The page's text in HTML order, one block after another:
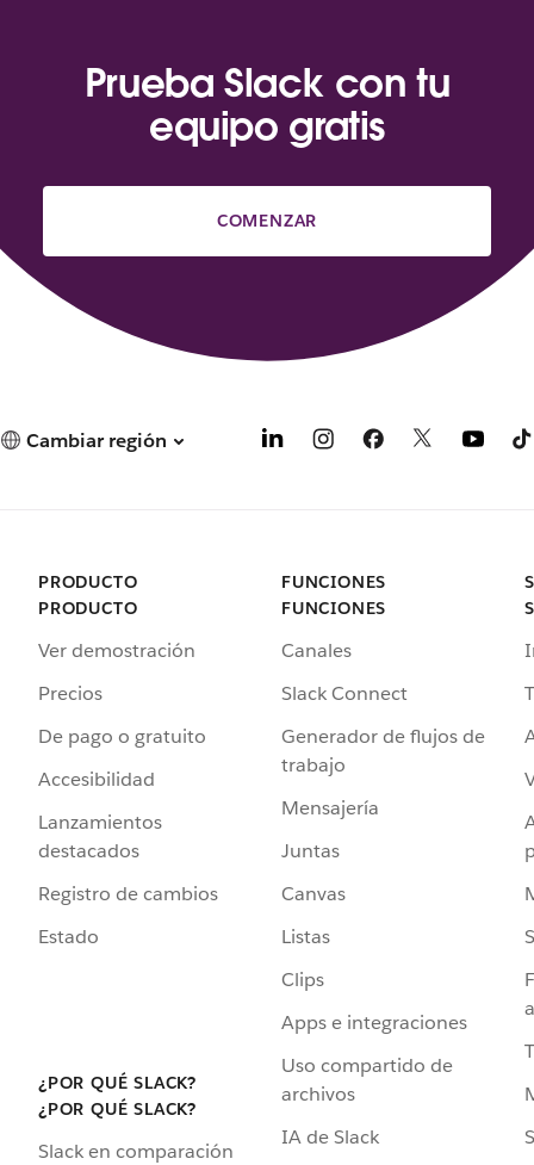
Prueba Slack con tu
equipo gratis
COMENZAR
Cambiar región
PRODUCTO
PRODUCTO
Ver demostración
Precios
De pago o gratuito
Accesibilidad
Lanzamientos
destacados
Registro de cambios
Estado
¿POR QUÉ SLACK?
¿POR QUÉ SLACK?
Slack en comparación
FUNCIONES
FUNCIONES
Canales
Slack Connect
Generador de flujos de
trabajo
Mensajería
Juntas
Canvas
Listas
Clips
Apps e integraciones
Uso compartido de
archivos
IA de Slack